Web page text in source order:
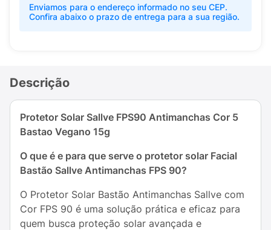
Enviamos para o endereço informado no seu CEP.
Confira abaixo o prazo de entrega para a sua região.
Descrição
Protetor Solar Sallve FPS90 Antimanchas Cor 5
Bastao Vegano 15g
O que é e para que serve o protetor solar Facial
Bastão Sallve Antimanchas FPS 90?
O Protetor Solar Bastão Antimanchas Sallve com
Cor FPS 90 é uma solução prática e eficaz para
quem busca proteção solar avançada e